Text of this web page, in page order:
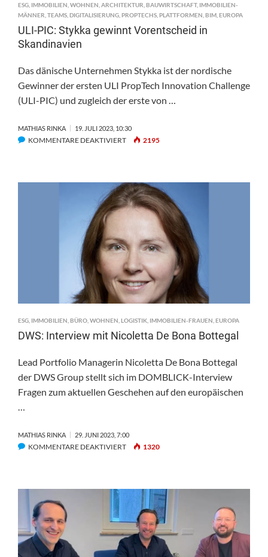
ESG IMMOBILIEN WOHNEN ARCHITEKTUR BAUWIRTSCHAFT, IMMOBILIEN-
MÄNNER TEAMS DIGITALISIERUNG PROPTECHS PLATTFORMEN BIM EUROPA
ULI-PIC: Stykka gewinnt Vorentscheid in
Skandinavien
Das dänische Unternehmen Stykka ist der nordische
Gewinner der ersten ULI PropTech Innovation Challenge
(ULI-PIC) und zugleich der erste von …
MATHIAS RINKA 19. JULI 2023, 10:30
KOMMENTARE DEAKTIVIERTFÜR
GEWINNT
VORENTSCHEID
SKANDINAVIEN
2195
ESG IMMOBILIEN BÜRO WOHNEN LOGISTIK IMMOBILIEN-FRAUEN EUROPA
DWS: Interview mit Nicoletta De Bona Bottegal
Lead Portfolio Managerin Nicoletta De Bona Bottegal
der DWS Group stellt sich im DOMBLICK-Interview
Fragen zum aktuellen Geschehen auf den europäischen
…
MATHIAS RINKA 29. JUNI 2023, 7:00
KOMMENTARE DEAKTIVIERTFÜR
NICOLETTA
BONA
BOTTEGAL
1320